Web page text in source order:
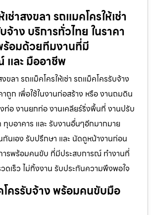
ช่าสงขลา รถแมคโครให้เช่า
จ้าง บริการทั่วไทย ในราคา
ร้อมด้วยทีมงานที่มี
และ มืออาชีพ
ขลา รถแม็คโครให้เช่า รถแม็คโครรับจ้าง
าถูก เพื่อใช้ในงานก่อสร้าง หรือ งานถมดิน
ท่อ งานยกท่อ งานเคลียร์ริ่งพื้นที่ งานปรับ
บอาคาร และ รับงานอื่นๆอีกมากมาย
กันเอง รับปรึกษา และ นัดดูหน้างานก่อน
ารพร้อมคนขับ ที่มีประสบการณ์ ทำงานที่
ดเร็ว ไม่ทิ้งงาน รับประกันความพึงพอใจ
โครรับจ้าง พร้อมคนขับมือ